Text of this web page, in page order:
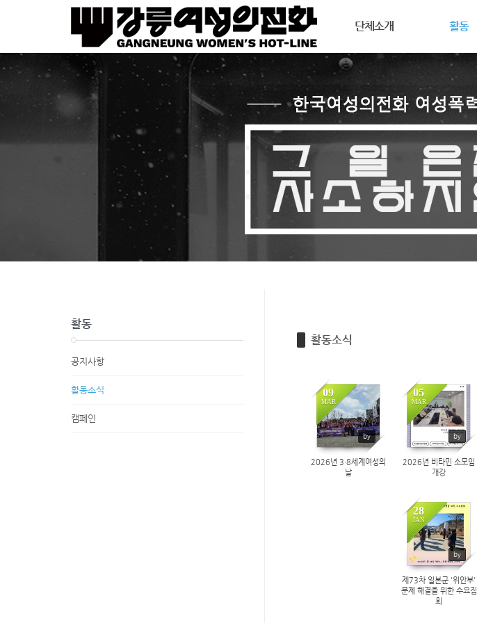
단체소개
강릉여성의전화는
목표
조직도
오시는길
활동
캠페인
활동소식
09
MAR
by
250
2026년 3·8세계여성의
날
05
MAR
by
214
2026년 비타민 소모임
개강
28
JAN
by
268
제73차 일본군 '위안부'
문제 해결을 위한 수요집
회
활동
공지사항
활동소식
캠페인